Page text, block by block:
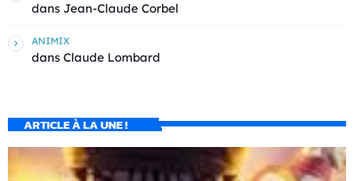
dans Jean-Claude Corbel
ANIMIX
dans Claude Lombard
ARTICLE À LA UNE !